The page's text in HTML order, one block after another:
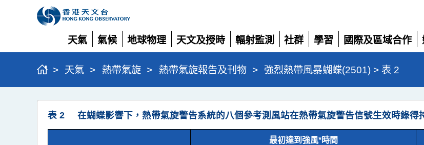
天氣
展
開
氣候
展
開
地球物理
展
開
天文及授時
展
開
輻射監測
展
開
社群
展
開
學習
展
開
國際及區域合作
展
開
> 天氣 > 熱帶氣旋 > 熱帶氣旋報告及刊物 > 強烈熱帶風暴蝴蝶(2501) > 表 2
強
烈表 2 在蝴蝶影響下，熱帶氣旋警告系統的八個參考測風站在熱帶氣旋警告信號生效時錄得
最初達到強風*時間